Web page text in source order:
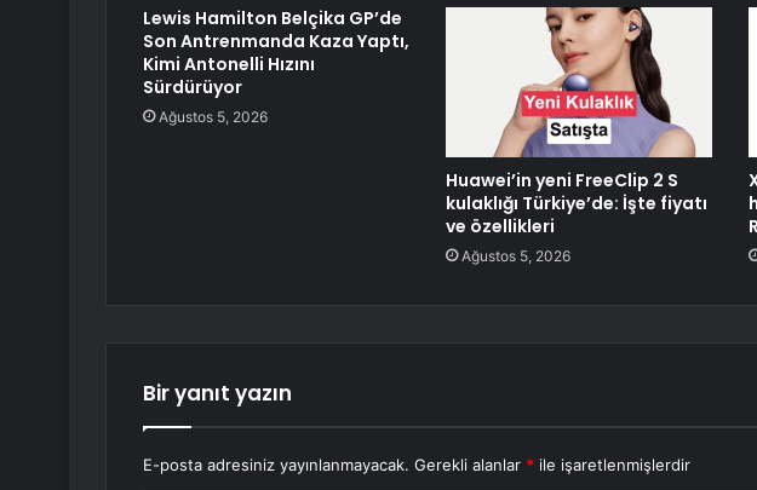
Lewis Hamilton Belçika GP’de
Son Antrenmanda Kaza Yaptı,
Kimi Antonelli Hızını
Sürdürüyor
Ağustos 5, 2026
Huawei’in yeni FreeClip 2 S
kulaklığı Türkiye’de: İşte fiyatı
ve özellikleri
Ağustos 5, 2026
Bir yanıt yazın
E-posta adresiniz yayınlanmayacak. Gerekli alanlar * ile işaretlenmişlerdir